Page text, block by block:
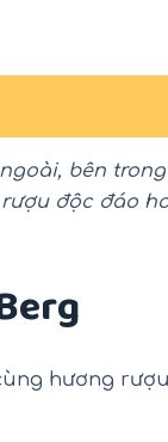
bên
độc đáo
hương rượu